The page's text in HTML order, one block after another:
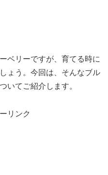
ベリーですが、育てる時に
ょう。今回は、そんなブル
いてご紹介します。
リンク